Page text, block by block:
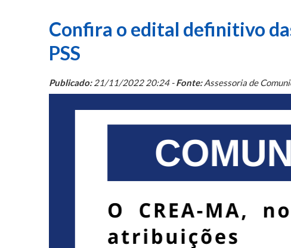
Confira o edital definitivo
PSS
Publicado:21/11/2022 20:24 -Fonte:Assessoria de